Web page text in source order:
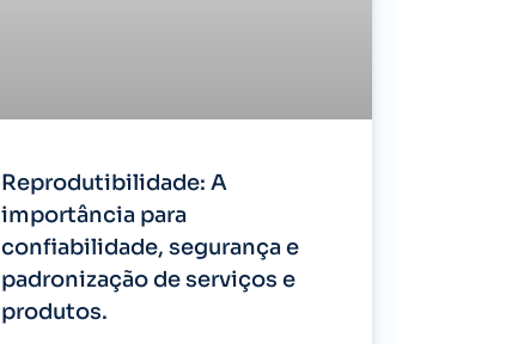
Reprodutibilidade: A
importância para
confiabilidade, segurança e
padronização de serviços e
produtos.